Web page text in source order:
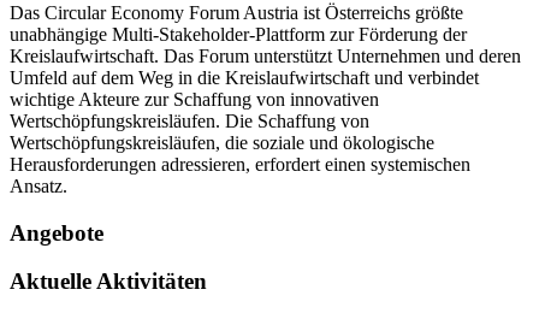
Das Circular Economy Forum Austria ist Österreichs größte
unabhängige Multi-Stakeholder-Plattform zur Förderung der
Kreislaufwirtschaft. Das Forum unterstützt Unternehmen und deren
Umfeld auf dem Weg in die Kreislaufwirtschaft und verbindet
wichtige Akteure zur Schaffung von innovativen
Wertschöpfungskreisläufen. Die Schaffung von
Wertschöpfungskreisläufen, die soziale und ökologische
Herausforderungen adressieren, erfordert einen systemischen
Ansatz.
Angebote
Aktuelle Aktivitäten